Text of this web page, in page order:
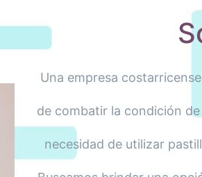
Una empresa
de combatir la condición
necesidad de utilizar